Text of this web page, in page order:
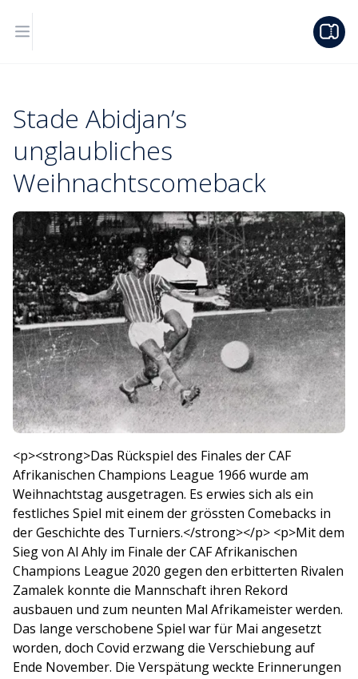
Stade Abidjan’s
unglaubliches
Weihnachtscomeback
<p><strong>Das Rückspiel des Finales der CAF
Afrikanischen Champions League 1966 wurde am
Weihnachtstag ausgetragen. Es erwies sich als ein
festliches Spiel mit einem der grössten Comebacks in
der Geschichte des Turniers.</strong></p> <p>Mit dem
Sieg von Al Ahly im Finale der CAF Afrikanischen
Champions League 2020 gegen den erbitterten Rivalen
Zamalek konnte die Mannschaft ihren Rekord
ausbauen und zum neunten Mal Afrikameister werden.
Das lange verschobene Spiel war für Mai angesetzt
worden, doch Covid erzwang die Verschiebung auf
Ende November. Die Verspätung weckte Erinnerungen